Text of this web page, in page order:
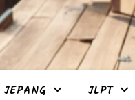
JLPT